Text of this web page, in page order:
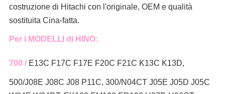
costruzione di Hitachi con l'originale, OEM e qualità
sostituita Cina-fatta.
Per i MODELLI di HINO:
700 / E13C F17C F17E F20C F21C K13C K13D,
500/J08E J08C J08 P11C, 300/N04CT J05E J05D J05C